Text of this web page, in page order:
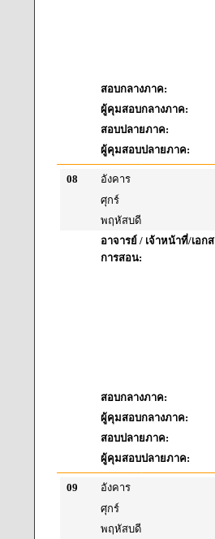
สอบกลางภาค:
ผู้คุมสอบกลางภาค:
สอบปลายภาค:
ผู้คุมสอบปลายภาค:
08
อังคาร
ศุกร์
พฤหัสบดี
อาจารย์ / เจ้าหน้าที่/เอก
การสอน:
สอบกลางภาค:
ผู้คุมสอบกลางภาค:
สอบปลายภาค:
ผู้คุมสอบปลายภาค:
09
อังคาร
ศุกร์
พฤหัสบดี